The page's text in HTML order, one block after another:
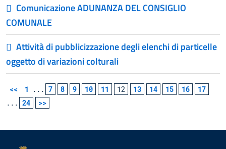
Comunicazione ADUNANZA DEL CONSIGLIO
COMUNALE
Attività di pubblicizzazione degli elenchi di particelle
oggetto di variazioni colturali
<< 1 ... 7 8 9 10 11 12 13 14 15 16
17
... 24 >>